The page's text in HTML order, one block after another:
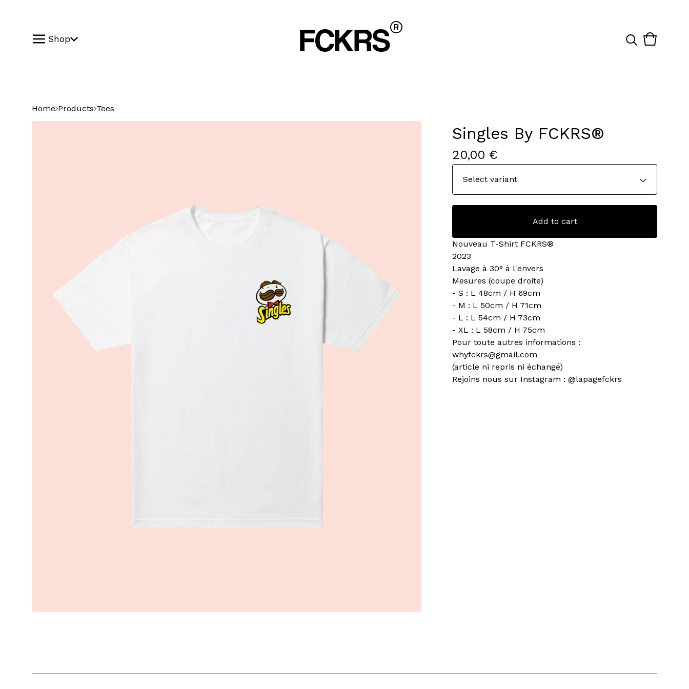
Shop
View
0
Home Products Tees
Singles By FCKRS®
20,00 €
Add to cart
Nouveau T-Shirt FCKRS®
2023
Lavage à 30° à l'envers
Mesures (coupe droite)
- S : L 48cm / H 69cm
- M : L 50cm / H 71cm
- L : L 54cm / H 73cm
- XL : L 58cm / H 75cm
Pour toute autres informations :
whyfckrs@gmail.com
(article ni repris ni échangé)
Rejoins nous sur Instagram : @lapagefckrs